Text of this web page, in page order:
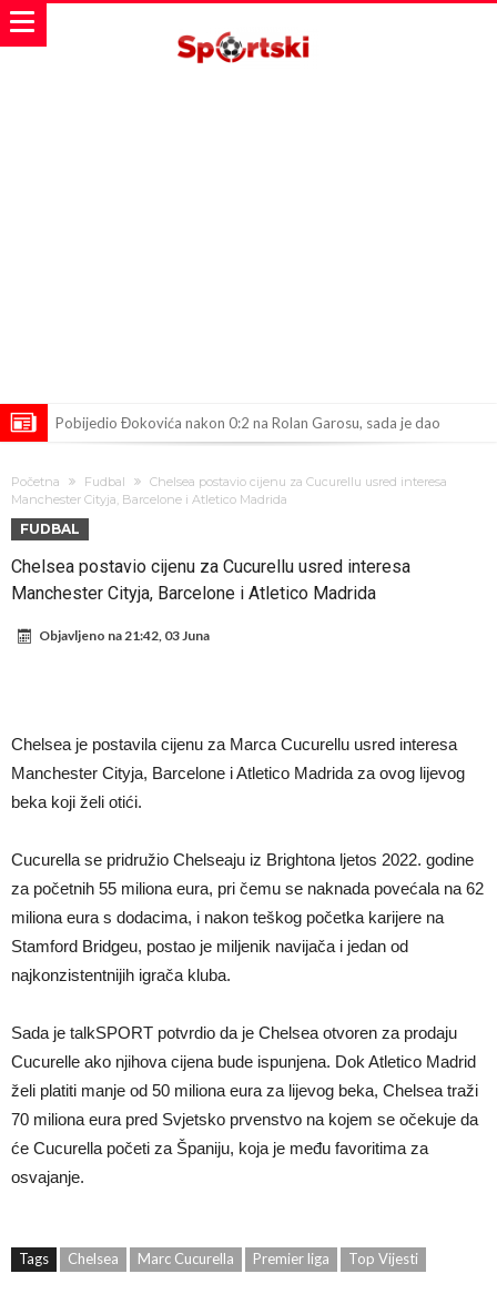
Pobijedio Đokovića nakon 0:2 na Rolan Garosu, sada je dao
daleko”
Koliko traži PSG i koji je Liverpulov “plafon” za Bredlija Barkolu?
Prva ponuda za Rafaela Leaa – odbijena!
Zašto je nepoznati italijanski petoligaš dobio nevjerovatan stadion
igrača!
Početna Fudbal
Chelsea postavio cijenu za Cucurellu usred interesa
Manchester Cityja, Barcelone i Atletico Madrida
FUDBAL
Chelsea postavio cijenu za Cucurellu usred interesa
Manchester Cityja, Barcelone i Atletico Madrida
Objavljeno na21:42, 03 Juna
Chelsea je postavila cijenu za Marca Cucurellu usred interesa
Manchester Cityja, Barcelone i Atletico Madrida za ovog lijevog
beka koji želi otići.
Cucurella se pridružio Chelseaju iz Brightona ljetos 2022. godine
za početnih 55 miliona eura, pri čemu se naknada povećala na 62
miliona eura s dodacima, i nakon teškog početka karijere na
Stamford Bridgeu, postao je miljenik navijača i jedan od
najkonzistentnijih igrača kluba.
Sada je talkSPORT potvrdio da je Chelsea otvoren za prodaju
Cucurelle ako njihova cijena bude ispunjena. Dok Atletico Madrid
želi platiti manje od 50 miliona eura za lijevog beka, Chelsea traži
70 miliona eura pred Svjetsko prvenstvo na kojem se očekuje da
će Cucurella početi za Španiju, koja je među favoritima za
osvajanje.
Tags Chelsea Marc Cucurella Premier liga Top Vijesti